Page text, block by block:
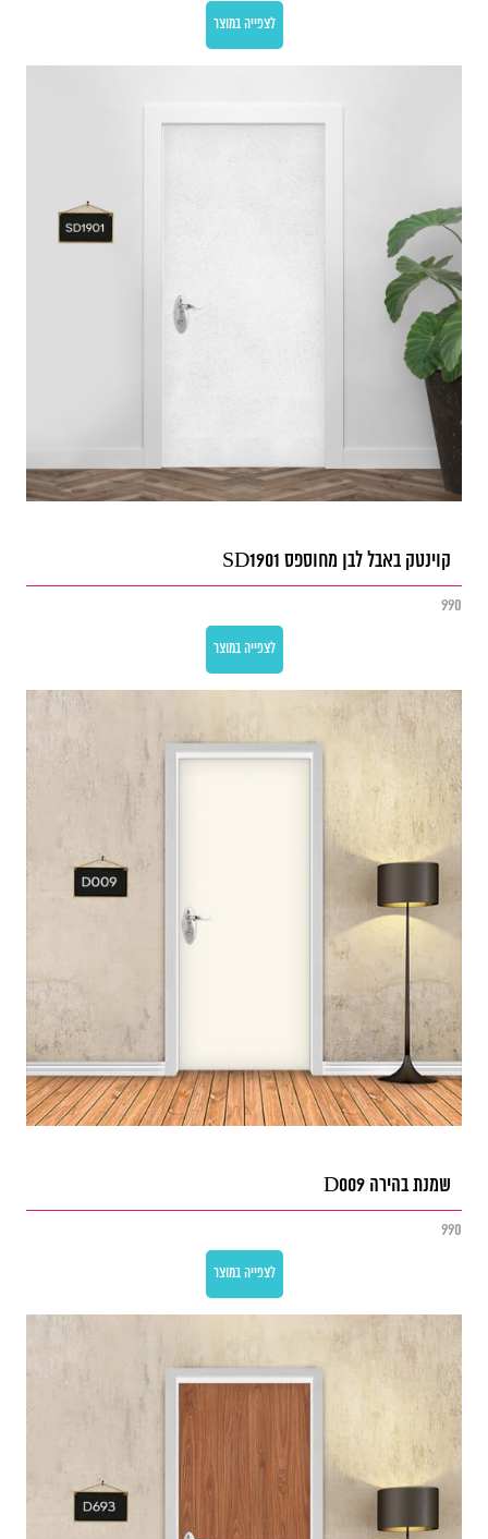
לצפייה במוצר
קוינטק באבל לבן מחוספס SD1901
990
לצפייה במוצר
שמנת בהירה D009
990
לצפייה במוצר